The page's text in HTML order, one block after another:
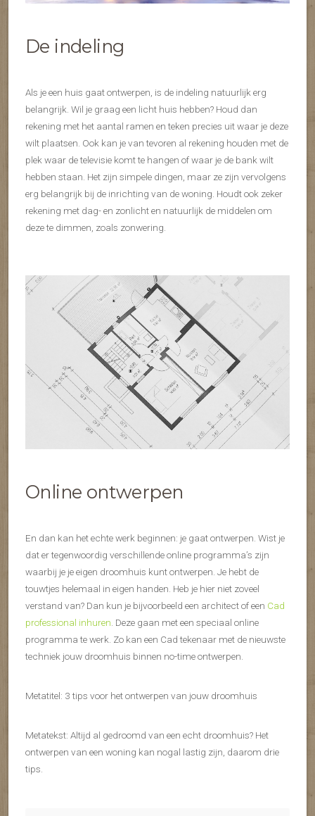
De indeling
Als je een huis gaat ontwerpen, is de indeling natuurlijk erg
belangrijk. Wil je graag een licht huis hebben? Houd dan
rekening met het aantal ramen en teken precies uit waar je deze
wilt plaatsen. Ook kan je van tevoren al rekening houden met de
plek waar de televisie komt te hangen of waar je de bank wilt
hebben staan. Het zijn simpele dingen, maar ze zijn vervolgens
erg belangrijk bij de inrichting van de woning. Houdt ook zeker
rekening met dag- en zonlicht en natuurlijk de middelen om
deze te dimmen, zoals zonwering.
Online ontwerpen
En dan kan het echte werk beginnen: je gaat ontwerpen. Wist je
dat er tegenwoordig verschillende online programma’s zijn
waarbij je je eigen droomhuis kunt ontwerpen. Je hebt de
touwtjes helemaal in eigen handen. Heb je hier niet zoveel
verstand van? Dan kun je bijvoorbeeld een architect of een Cad
professional inhuren . Deze gaan met een speciaal online
programma te werk. Zo kan een Cad tekenaar met de nieuwste
techniek jouw droomhuis binnen no-time ontwerpen.
Metatitel: 3 tips voor het ontwerpen van jouw droomhuis
Metatekst: Altijd al gedroomd van een echt droomhuis? Het
ontwerpen van een woning kan nogal lastig zijn, daarom drie
tips.